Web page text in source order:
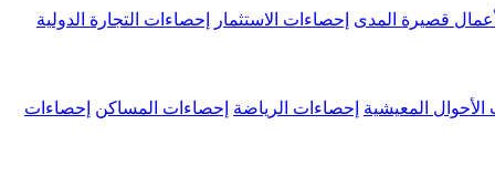
قصيرة المدى إحصاءات الاستثمار إحصاءات التجارة الدولية
الأحوال المعيشية إحصاءات الرياضة إحصاءات المساكن إحصاءات